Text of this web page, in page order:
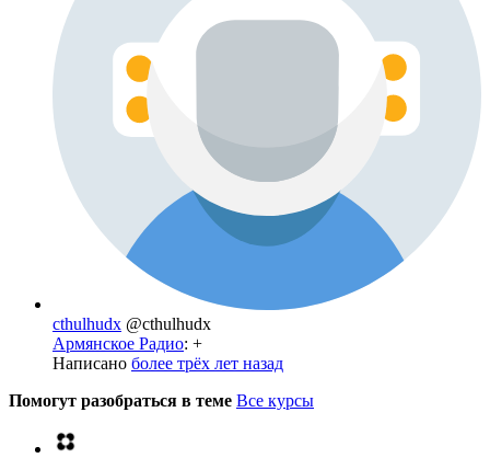
cthulhudx @cthulhudx
Армянское Радио: +
Написано более трёх лет назад
Помогут разобраться в теме Все курсы